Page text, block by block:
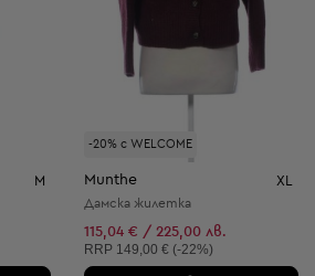
M
-20% с WELCOME
Munthe XL
Дамска жилетка
115,04 € / 225,00 лв.
Препоръчителна цена:
RRP 149,00 € (-22%)